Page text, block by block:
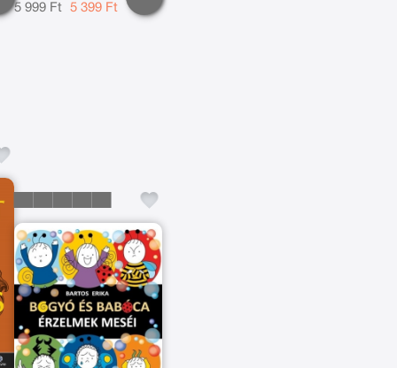
5 999 Ft 5 399 Ft